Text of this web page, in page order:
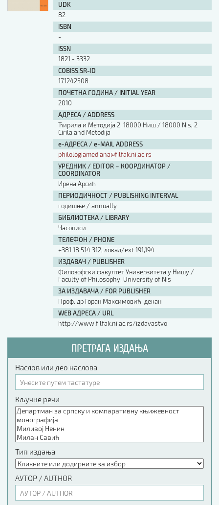
UDK
82
ISBN
-
ISSN
1821 - 3332
COBISS.SR-ID
171242508
ПОЧЕТНА ГОДИНА / INITIAL YEAR
2010
АДРЕСА / ADDRESS
Ћирила и Методија 2, 18000 Ниш / 18000 Nis, 2
Cirila and Metodija
е-АДРЕСА / e-MAIL ADDRESS
philologiamediana@filfak.ni.ac.rs
УРЕДНИК / EDITOR – КООРДИНАТОР /
COORDINATOR
Ирена Арсић
ПЕРИОДИЧНОСТ / PUBLISHING INTERVAL
годишње / annually
БИБЛИОТЕКА / LIBRARY
Часописи
ТЕЛЕФОН / PHONE
+381 18 514 312, локал/ext 191,194
ИЗДАВАЧ / PUBLISHER
Филозофски факултет Универзитета у Нишу /
Faculty of Philosophy, University of Nis
ЗА ИЗДАВАЧА / FOR PUBLISHER
Проф. др Горан Максимовић, декан
WEB АДРЕСА / URL
http://www.filfak.ni.ac.rs/izdavastvo
ПРЕТРАГА ИЗДАЊА
Наслов или део наслова
Кључне речи
Тип издања
АУТОР / AUTHOR